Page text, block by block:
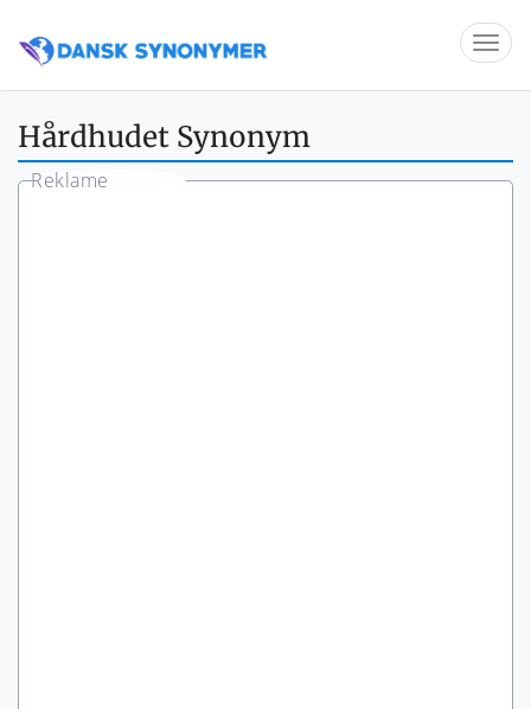
Hårdhudet Synonym